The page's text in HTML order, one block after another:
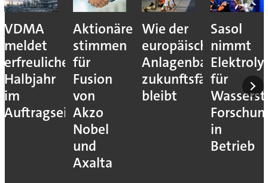
VDMA
meldet
erfreuliches
Halbjahr
im
Auftragseingang
Aktionäre
stimmen
für
Fusion
von
Akzo
Nobel
und
Axalta
Wie der
europäische
Anlagenbau
zukunftsfähig
bleibt
Sasol
nimmt
für
in
Betrieb